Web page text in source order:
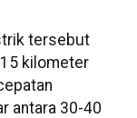
tersebut
kilometer
antara 30-40